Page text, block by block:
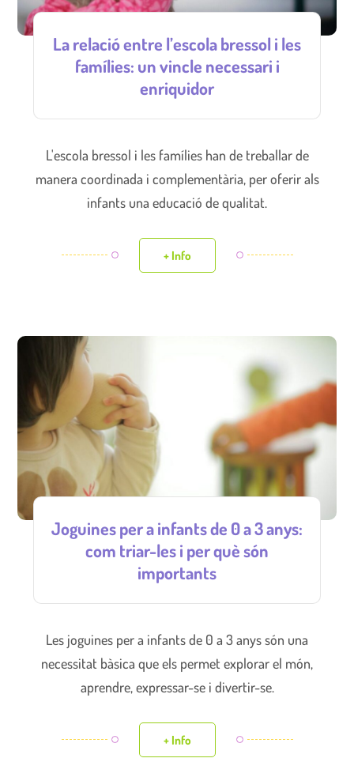
La relació entre l’escola bressol i les
famílies: un vincle necessari i
enriquidor
L'escola bressol i les famílies han de treballar de
manera coordinada i complementària, per oferir als
infants una educació de qualitat.
+ Info
Joguines per a infants de 0 a 3 anys:
com triar-les i per què són
importants
Les joguines per a infants de 0 a 3 anys són una
necessitat bàsica que els permet explorar el món,
aprendre, expressar-se i divertir-se.
+ Info